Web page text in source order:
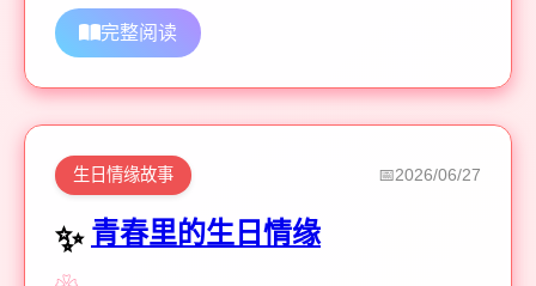
完整阅读
生日情缘故事 2026/06/27
青春里的生日情缘